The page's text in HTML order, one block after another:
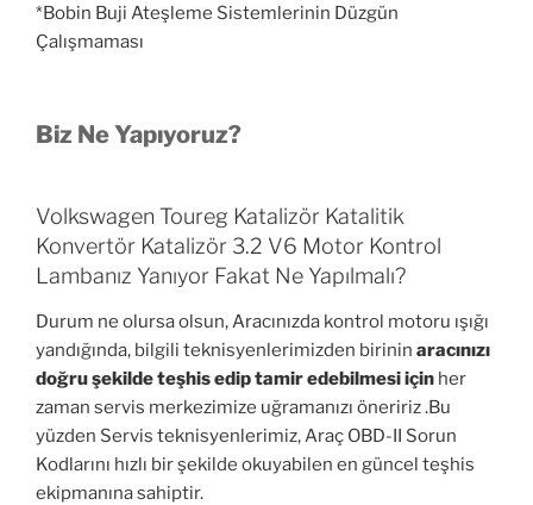
*Bobin Buji Ateşleme Sistemlerinin Düzgün
Çalışmaması
Biz Ne Yapıyoruz?
Volkswagen Toureg Katalizör Katalitik
Konvertör Katalizör 3.2 V6 Motor Kontrol
Lambanız Yanıyor Fakat Ne Yapılmalı?
Durum ne olursa olsun, Aracınızda kontrol motoru ışığı
yandığında, bilgili teknisyenlerimizden birinin aracınızı
doğru şekilde teşhis edip tamir edebilmesi için her
zaman servis merkezimize uğramanızı öneririz .Bu
yüzden Servis teknisyenlerimiz, Araç OBD-II Sorun
Kodlarını hızlı bir şekilde okuyabilen en güncel teşhis
ekipmanına sahiptir.